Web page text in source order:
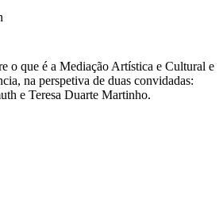
o que é a Mediação Artística e Cultural e
na perspetiva de duas convidadas:
e Teresa Duarte Martinho.